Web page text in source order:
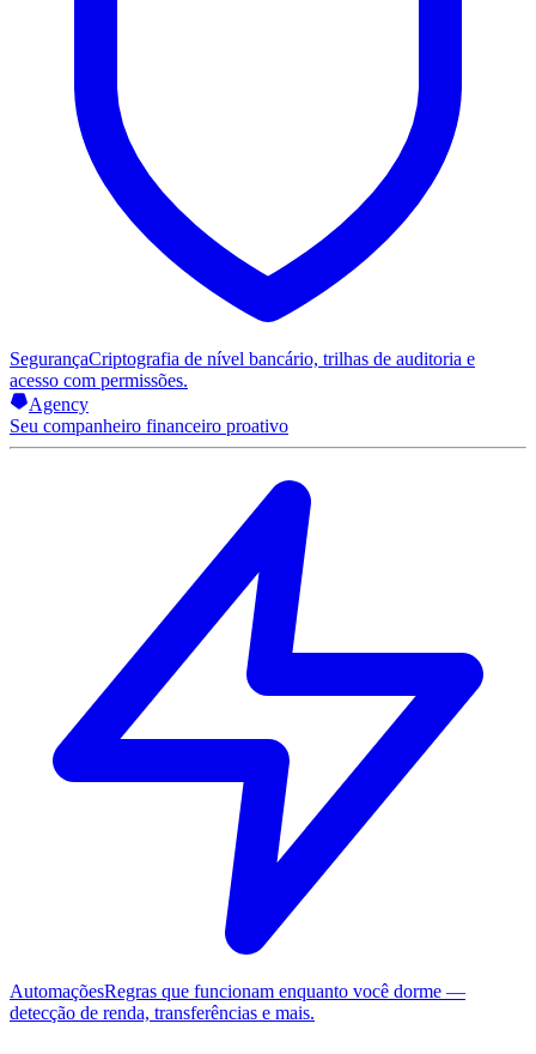
SegurançaCriptografia de nível bancário, trilhas de auditoria e
acesso com permissões.
Agency
Seu companheiro financeiro proativo
AutomaçõesRegras que funcionam enquanto você dorme —
detecção de renda, transferências e mais.